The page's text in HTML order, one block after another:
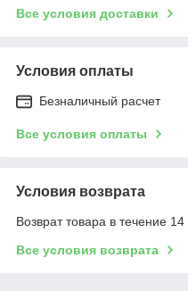
Все условия доставки
Условия оплаты
Безналичный расчет
Все условия оплаты
Условия возврата
Возврат товара в течение
Все условия возврата